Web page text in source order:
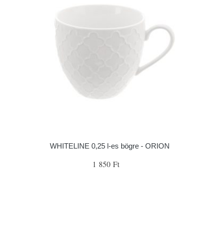
WHITELINE 0,25 l-es bögre - ORION
1 850 Ft